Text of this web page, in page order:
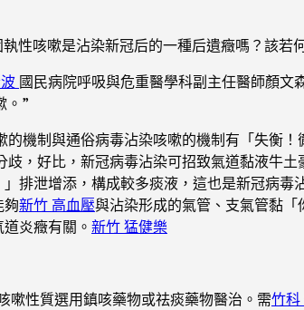
性咳嗽是沾染新冠后的一種后遺癥嗎？該若
國民病院呼吸與危重醫學科副主任醫師顏文
。”
的機制與通俗病毒沾染咳嗽的機制有「失衡
歧，好比，新冠病毒沾染可招致氣道黏液牛土
」排泄增添，構成較多痰液，這也是新冠病
夠新竹 高血壓與沾染形成的氣管、支氣管黏
炎癥有關。 新竹 猛健樂
嗽性質選用鎮咳藥物或祛痰藥物醫治。需竹科